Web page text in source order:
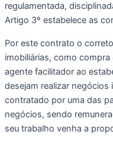
regulamentada,
Artigo 3º estabelece as
Por este contrato o
imobiliárias, como
agente facilitador ao
desejam realizar
contratado por uma das
negócios, sendo
seu trabalho venha a